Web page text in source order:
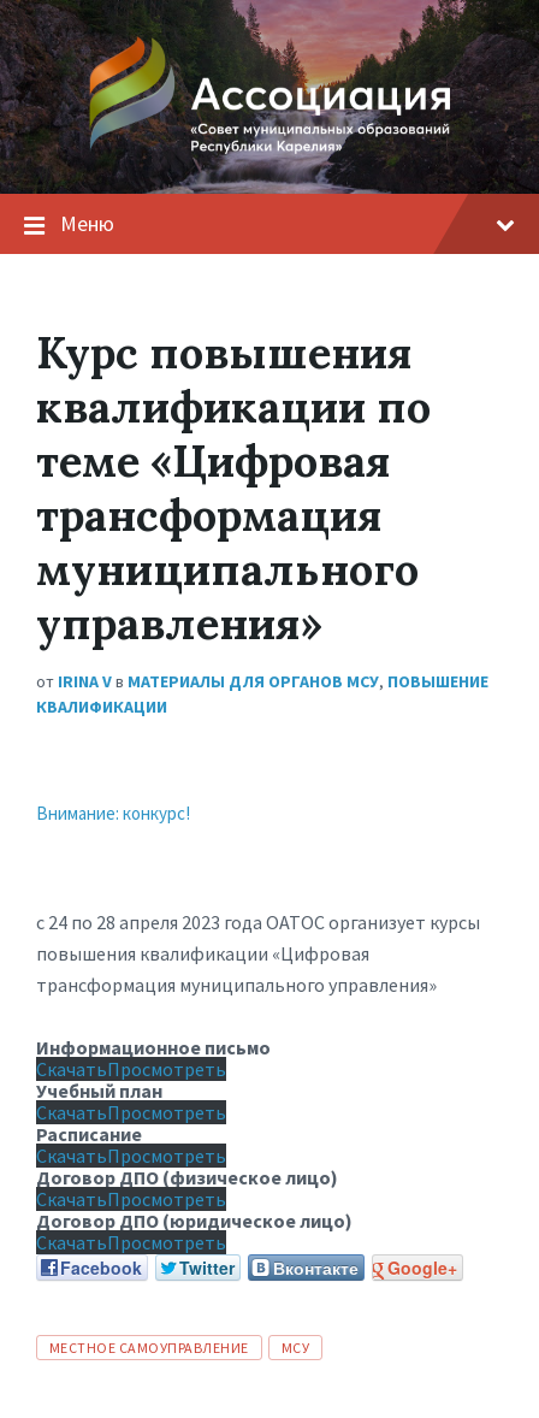
Меню
Курс повышения
квалификации по
теме «Цифровая
трансформация
муниципального
управления»
от IRINA Vв МАТЕРИАЛЫ ДЛЯ ОРГАНОВ МСУ, ПОВЫШЕНИЕ
КВАЛИФИКАЦИИ
Внимание: конкурс!
с 24 по 28 апреля 2023 года ОАТОС организует курсы
повышения квалификации «Цифровая
трансформация муниципального управления»
Информационное письмо
СкачатьПросмотреть
Учебный план
СкачатьПросмотреть
Расписание
СкачатьПросмотреть
Договор ДПО (физическое лицо)
СкачатьПросмотреть
Договор ДПО (юридическое лицо)
СкачатьПросмотреть
Facebook
Twitter Вконтакте Google+
ТЕГИ:
МЕСТНОЕ САМОУПРАВЛЕНИЕ МСУ